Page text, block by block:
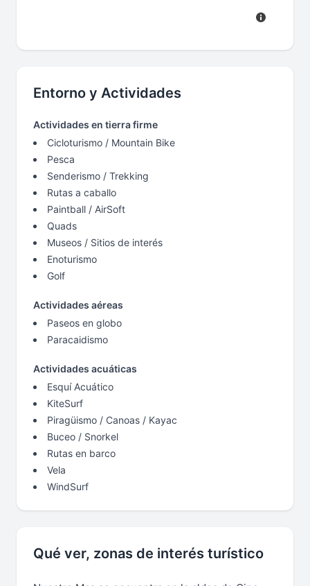
Entorno y Actividades
Actividades en tierra firme
Cicloturismo / Mountain Bike
Pesca
Senderismo / Trekking
Rutas a caballo
Paintball / AirSoft
Quads
Museos / Sitios de interés
Enoturismo
Golf
Actividades aéreas
Paseos en globo
Paracaidismo
Actividades acuáticas
Esquí Acuático
KiteSurf
Piragüismo / Canoas / Kayac
Buceo / Snorkel
Rutas en barco
Vela
WindSurf
Qué ver, zonas de interés turístico